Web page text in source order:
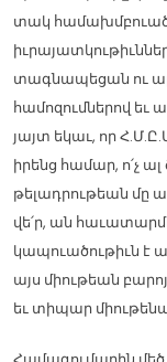
տակ համախմբուած
տագնապեցան ու
համոզումներով եւ
յայտ եկաւ, որ
իրենց համար, ո՛չ
թելադրութեան մը
վե՛ր, ան
կապուածութիւն է
այս միութեան
եւ տիպար